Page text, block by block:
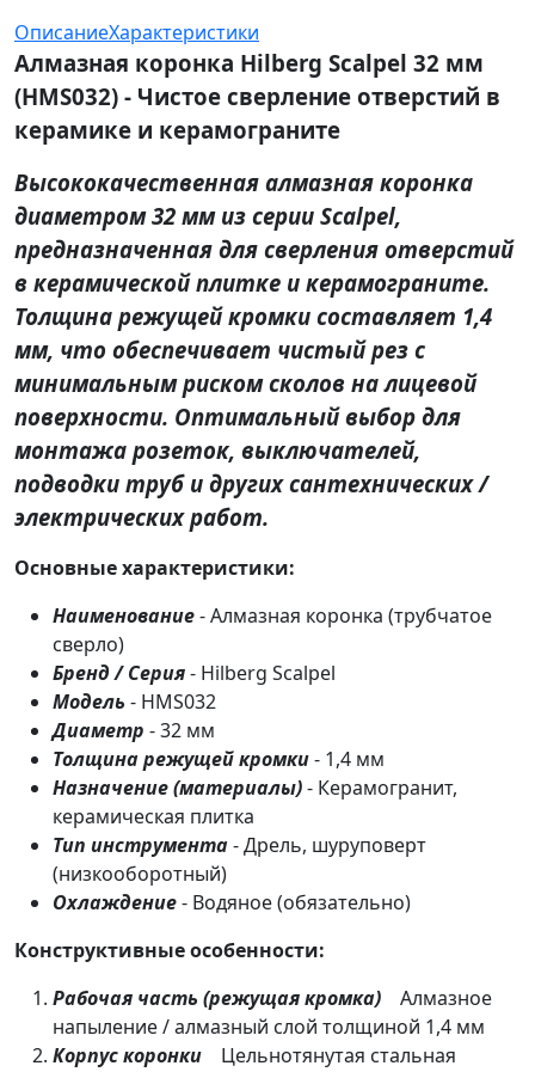
ОписаниеХарактеристики
Алмазная коронка Hilberg Scalpel 32 мм
(HMS032) - Чистое сверление отверстий в
керамике и керамограните
Высококачественная алмазная коронка
диаметром 32 мм из серии Scalpel,
предназначенная для сверления отверстий
в керамической плитке и керамограните.
Толщина режущей кромки составляет 1,4
мм, что обеспечивает чистый рез с
минимальным риском сколов на лицевой
поверхности. Оптимальный выбор для
монтажа розеток, выключателей,
подводки труб и других сантехнических /
электрических работ.
Основные характеристики:
Наименование- Алмазная коронка (трубчатое
сверло)
Бренд / Серия- Hilberg Scalpel
Модель - HMS032
Диаметр - 32 мм
Толщина режущей кромки- 1,4 мм
Назначение (материалы)- Керамогранит,
керамическая плитка
Тип инструмента- Дрель, шуруповерт
(низкооборотный)
Охлаждение- Водяное (обязательно)
Конструктивные особенности:
Рабочая часть (режущая кромка) Алмазное
напыление / алмазный слой толщиной 1,4 мм
Корпус коронки Цельнотянутая стальная